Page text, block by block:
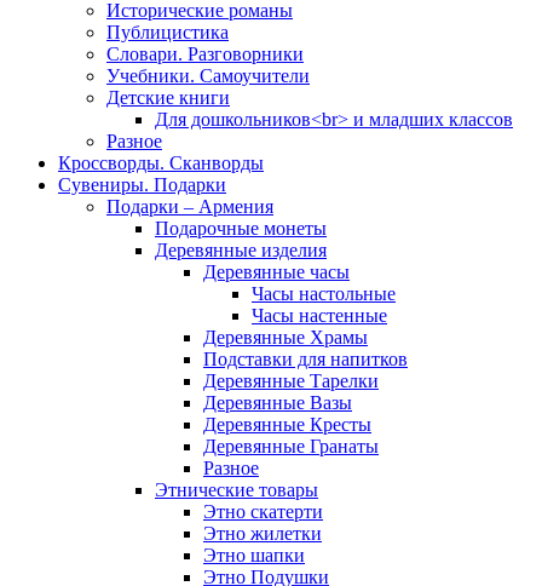
Исторические романы
Публицистика
Словари. Разговорники
Учебники. Самоучители
Детские книги
Для дошкольников<br> и младших классов
Разное
Кроссворды. Сканворды
Сувениры. Подарки
Подарки – Армения
Подарочные монеты
Деревянные изделия
Деревянные часы
Часы настольные
Часы настенные
Деревянные Храмы
Подставки для напитков
Деревянные Тарелки
Деревянные Вазы
Деревянные Кресты
Деревянные Гранаты
Разное
Этнические товары
Этно скатерти
Этно жилетки
Этно шапки
Этно Подушки